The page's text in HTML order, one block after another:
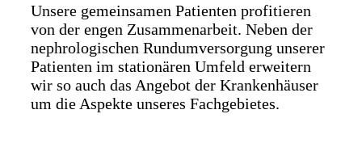
Unsere gemeinsamen Patienten profitieren
von der engen Zusammenarbeit. Neben der
nephrologischen Rundumversorgung unserer
Patienten im stationären Umfeld erweitern
wir so auch das Angebot der Krankenhäuser
um die Aspekte unseres Fachgebietes.